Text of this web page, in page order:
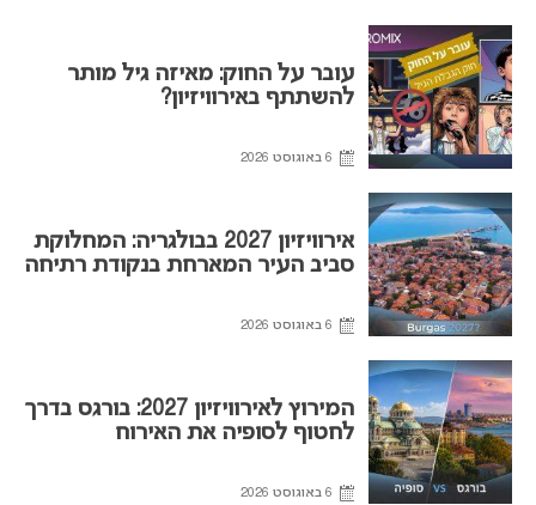
עובר על החוק: מאיזה גיל מותר
להשתתף באירוויזיון?
6 באוגוסט 2026
אירוויזיון 2027 בבולגריה: המחלוקת
סביב העיר המארחת בנקודת רתיחה
6 באוגוסט 2026
המירוץ לאירוויזיון 2027: בורגס בדרך
לחטוף לסופיה את האירוח
6 באוגוסט 2026